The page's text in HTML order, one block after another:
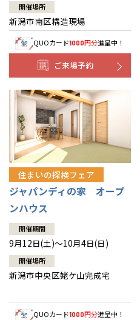
開催場所
新潟市南区構造現場
QUOカード1000円分進呈中！
ご来場予約
住まいの探検フェア
ジャパンディの家 オープ
ンハウス
開催期間
9月12日(土)～10月4日(日)
開催場所
新潟市中央区姥ケ山完成宅
QUOカード1000円分進呈中！